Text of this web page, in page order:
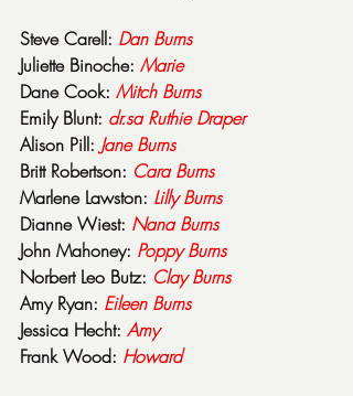
Steve Carell: Dan Burns
Juliette Binoche: Marie
Dane Cook: Mitch Burns
Emily Blunt: dr.sa Ruthie Draper
Alison Pill: Jane Burns
Britt Robertson: Cara Burns
Marlene Lawston: Lilly Burns
Dianne Wiest: Nana Burns
John Mahoney: Poppy Burns
Norbert Leo Butz: Clay Burns
Amy Ryan: Eileen Burns
Jessica Hecht: Amy
Frank Wood: Howard